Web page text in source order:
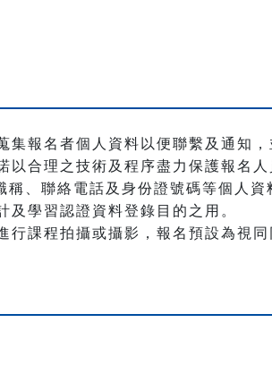
集報名者個人資料以便聯繫及通知
以合理之技術及程序盡力保護報名
、聯絡電話及身份證號碼等個人資
學習認證資料登錄目的之用。
課程拍攝或攝影，報名預設為視同